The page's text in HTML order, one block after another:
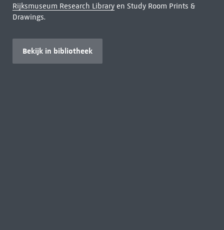
Rijksmuseum Research Libraryen Study Room Prints &
Drawings.
Bekijk in bibliotheek